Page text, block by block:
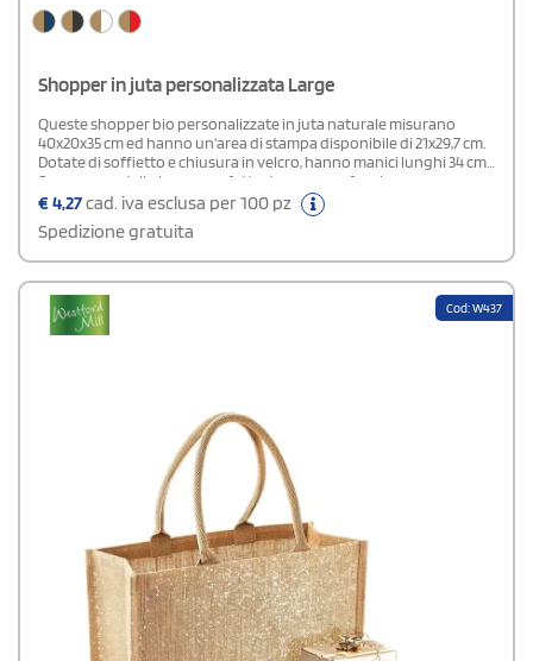
Shopper in juta personalizzata Large
Queste shopper bio personalizzate in juta naturale misurano
40x20x35 cm ed hanno un'area di stampa disponibile di 21x29,7 cm.
Dotate di soffietto e chiusura in velcro, hanno manici lunghi 34 cm.
Sono un modello Large, perfette dunque per fare la spesa.
Acquistale subito su StampaSì: il rapporto tra qualità e prezzo è
€4,27cad. iva esclusa per 100 pz
Spedizione gratuita
Cod: W437